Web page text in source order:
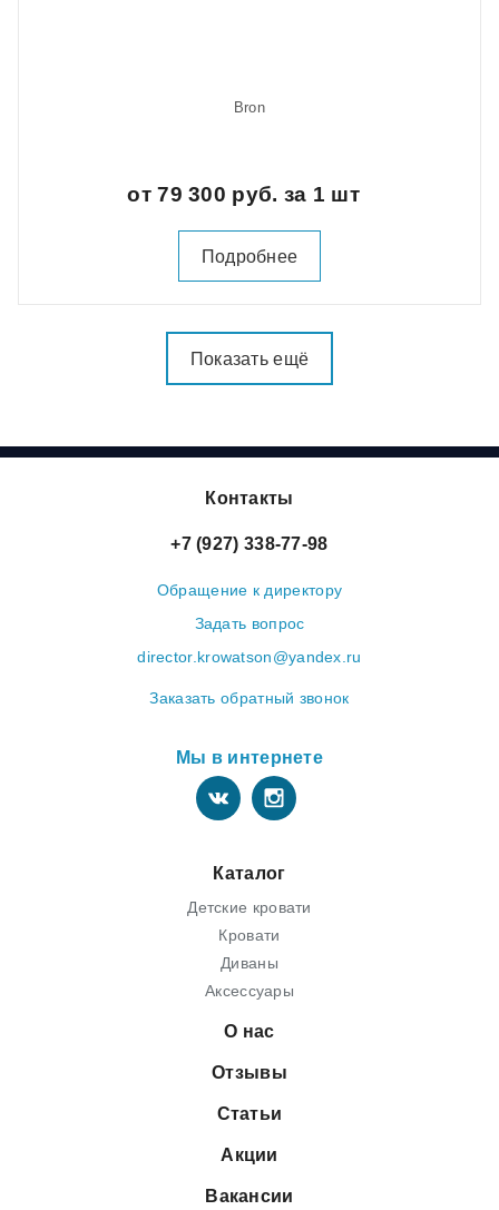
Bron
от 79 300 руб. за 1 шт
Подробнее
Показать ещё
Контакты
+7 (927) 338-77-98
Обращение к директору
Задать вопрос
director.krowatson@yandex.ru
Заказать обратный звонок
Мы в интернете
Каталог
Детские кровати
Кровати
Диваны
Аксессуары
О нас
Отзывы
Статьи
Акции
Вакансии